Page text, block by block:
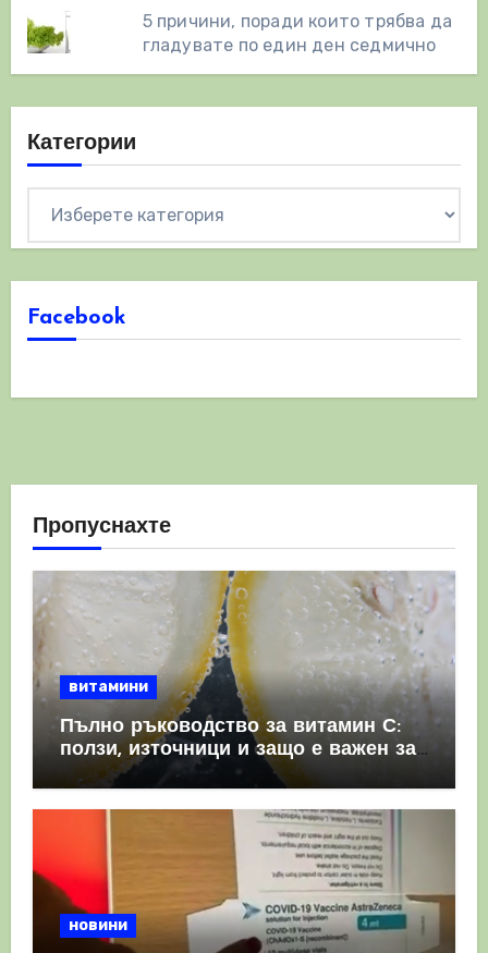
5 причини, поради които трябва да
гладувате по един ден седмично
Категории
Facebook
Пропуснахте
витамини
Пълно ръководство за витамин С:
ползи, източници и защо е важен за
имунната система
новини